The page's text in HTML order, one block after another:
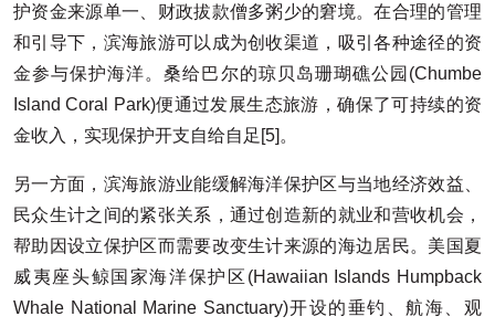
护资金来源单一、财政拔款僧多粥少的窘境。在合理的管理
和引导下，滨海旅游可以成为创收渠道，吸引各种途径的资
金参与保护海洋。桑给巴尔的琼贝岛珊瑚礁公园(Chumbe
Island Coral Park)便通过发展生态旅游，确保了可持续的资
金收入，实现保护开支自给自足[5]。
另一方面，滨海旅游业能缓解海洋保护区与当地经济效益、
民众生计之间的紧张关系，通过创造新的就业和营收机会，
帮助因设立保护区而需要改变生计来源的海边居民。美国夏
威夷座头鲸国家海洋保护区(Hawaiian Islands Humpback
Whale National Marine Sanctuary)开设的垂钓、航海、观